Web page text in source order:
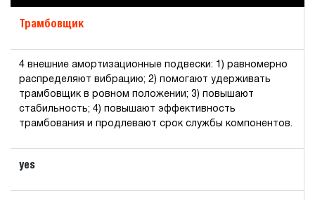
Трамбовщик
4 внешние амортизационные подвески: 1) равномерно
распределяют вибрацию; 2) помогают удерживать
трамбовщик в ровном положении; 3) повышают
стабильность; 4) повышают эффективность
трамбования и продлевают срок службы компонентов.
yes